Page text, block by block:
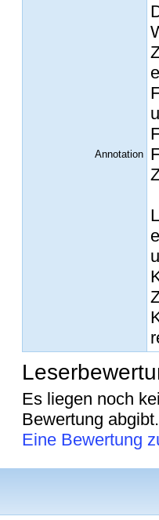
Annotation
Es liegen noch
Bewertung abgibt.
Eine Bewertung